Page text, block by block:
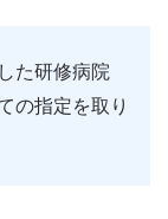
た研修病院
の指定を取り